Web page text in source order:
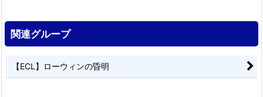
関連グループ
【ECL】ローウィンの昏明